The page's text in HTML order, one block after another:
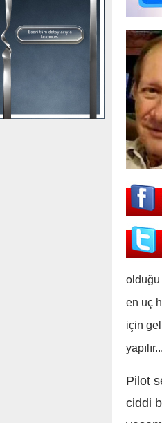
olduğu
en uç
için
yapılır...
Pilot
ciddi